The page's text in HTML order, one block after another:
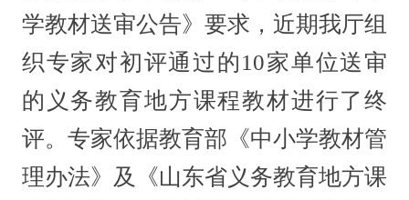
学教材送审公告》要求，近期我厅组
织专家对初评通过的10家单位送审
的义务教育地方课程教材进行了终
评。专家依据教育部《中小学教材管
理办法》及《山东省义务教育地方课